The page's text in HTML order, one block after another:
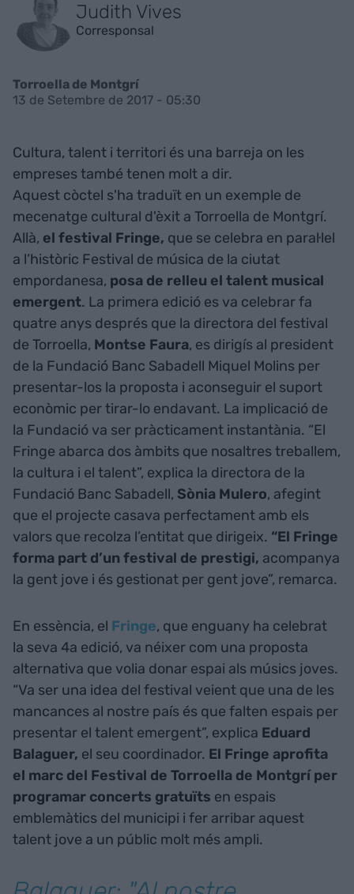
Judith Vives
Corresponsal
Torroella de Montgrí
13 de Setembre de 2017 - 05:30
Cultura, talent i territori és una barreja on les
empreses també tenen molt a dir.
Aquest còctel s'ha traduït en un exemple de
mecenatge cultural d'èxit a Torroella de Montgrí.
Allà, el festival Fringe, que se celebra en paral·lel
a l’històric Festival de música de la ciutat
empordanesa, posa de relleu el talent musical
emergent. La primera edició es va celebrar fa
quatre anys després que la directora del festival
de Torroella, Montse Faura, es dirigís al president
de la Fundació Banc Sabadell Miquel Molins per
presentar-los la proposta i aconseguir el suport
econòmic per tirar-lo endavant. La implicació de
la Fundació va ser pràcticament instantània. “El
Fringe abarca dos àmbits que nosaltres treballem,
la cultura i el talent”, explica la directora de la
Fundació Banc Sabadell, Sònia Mulero, afegint
que el projecte casava perfectament amb els
valors que recolza l’entitat que dirigeix. “El Fringe
forma part d’un festival de prestigi, acompanya
la gent jove i és gestionat per gent jove”, remarca.
En essència, el Fringe, que enguany ha celebrat
la seva 4a edició, va néixer com una proposta
alternativa que volia donar espai als músics joves.
“Va ser una idea del festival veient que una de les
mancances al nostre país és que falten espais per
presentar el talent emergent”, explica Eduard
Balaguer, el seu coordinador. El Fringe aprofita
el marc del Festival de Torroella de Montgrí per
programar concerts gratuïts en espais
emblemàtics del municipi i fer arribar aquest
talent jove a un públic molt més ampli.